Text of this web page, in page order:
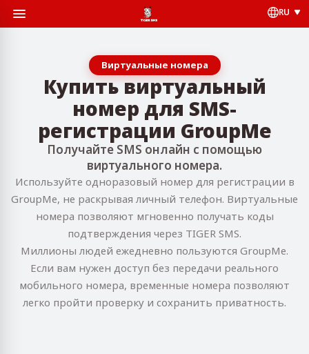
RU
Виртуальные номера
Купить виртуальный
номер для SMS-
регистрации GroupMe
Получайте SMS онлайн с помощью
виртуального номера.
Используйте одноразовый номер для регистрации в
GroupMe, не раскрывая личный телефон. Виртуальные
номера позволяют мгновенно получать коды
подтверждения через TIGER SMS.
Миллионы людей ежедневно пользуются GroupMe.
Если вам нужен доступ без передачи реального
мобильного номера, временные номера позволяют
легко пройти проверку и сохранить приватность.